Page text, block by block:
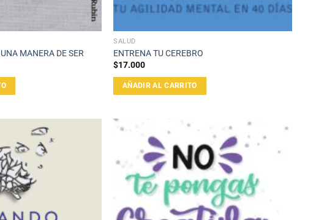
MANERA DE SER
SALUD
ENTRENA TU CEREBRO
$17.000
AÑADIR AL CARRITO